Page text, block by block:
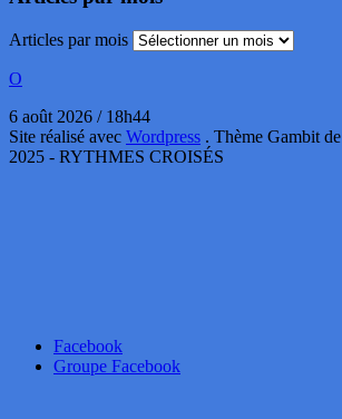
Articles par mois
O
6 août 2026 / 18h44
Site réalisé avec Wordpress . Thème Gambit de
2025 - RYTHMES CROISÉS
Facebook
Groupe Facebook